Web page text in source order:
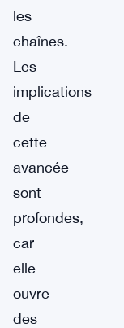
les
chaînes.
Les
implications
de
cette
avancée
sont
profondes,
car
elle
ouvre
des